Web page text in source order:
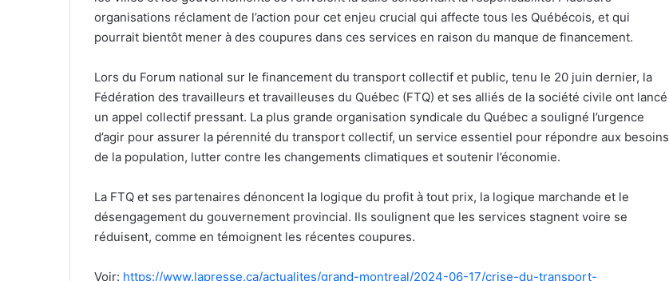
organisations réclament de l’action pour cet enjeu crucial qui affecte tous les Québécois, et qui
pourrait bientôt mener à des coupures dans ces services en raison du manque de financement.
Lors du Forum national sur le financement du transport collectif et public, tenu le 20 juin dernier, la
Fédération des travailleurs et travailleuses du Québec (FTQ) et ses alliés de la société civile ont lancé
un appel collectif pressant. La plus grande organisation syndicale du Québec a souligné l’urgence
d’agir pour assurer la pérennité du transport collectif, un service essentiel pour répondre aux besoins
de la population, lutter contre les changements climatiques et soutenir l’économie.
La FTQ et ses partenaires dénoncent la logique du profit à tout prix, la logique marchande et le
désengagement du gouvernement provincial. Ils soulignent que les services stagnent voire se
réduisent, comme en témoignent les récentes coupures.
Voir: https://www.lapresse.ca/actualites/grand-montreal/2024-06-17/crise-du-transport-